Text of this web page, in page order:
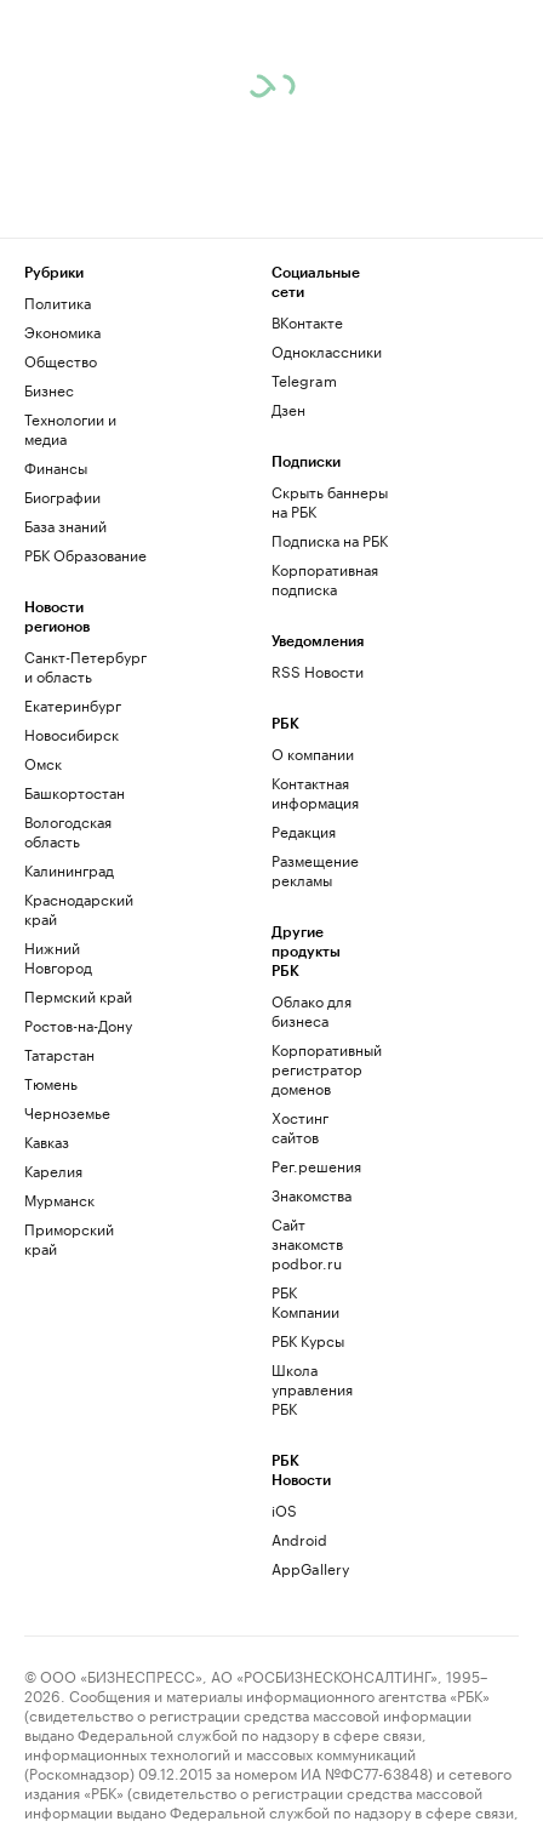
Рубрики
Политика
Экономика
Общество
Бизнес
Технологии и
медиа
Финансы
Биографии
База знаний
РБК Образование
Новости
регионов
Санкт-Петербург
и область
Екатеринбург
Новосибирск
Омск
Башкортостан
Вологодская
область
Калининград
Краснодарский
край
Нижний
Новгород
Пермский край
Ростов-на-Дону
Татарстан
Тюмень
Черноземье
Кавказ
Карелия
Мурманск
Приморский
край
Социальные
сети
ВКонтакте
Одноклассники
Telegram
Дзен
Подписки
Скрыть баннеры
на РБК
Подписка на РБК
Корпоративная
подписка
Уведомления
RSS Новости
РБК
О компании
Контактная
информация
Редакция
Размещение
рекламы
Другие
продукты
РБК
Облако для
бизнеса
Корпоративный
регистратор
доменов
Хостинг
сайтов
Рег.решения
Знакомства
Сайт
знакомств
podbor.ru
РБК
Компании
РБК Курсы
Школа
управления
РБК
РБК
Новости
iOS
Android
AppGallery
© ООО «БИЗНЕСПРЕСС», АО «РОСБИЗНЕСКОНСАЛТИНГ», 1995–
2026. Сообщения и материалы информационного агентства «РБК»
(свидетельство о регистрации средства массовой информации
выдано Федеральной службой по надзору в сфере связи,
информационных технологий и массовых коммуникаций
(Роскомнадзор) 09.12.2015 за номером ИА №ФС77-63848) и сетевого
издания «РБК» (свидетельство о регистрации средства массовой
информации выдано Федеральной службой по надзору в сфере связи,